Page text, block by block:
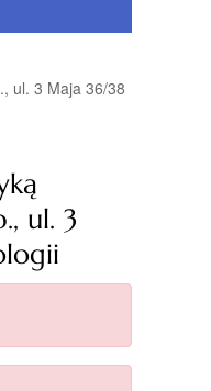
ul. 3 Maja 36/38
ul. 3